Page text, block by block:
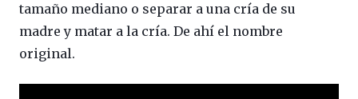
tamaño mediano o separar a una cría de su
madre y matar a la cría. De ahí el nombre
original.